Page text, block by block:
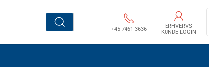
+45 7461 3636
ERHVERVS
KUNDE LOGIN